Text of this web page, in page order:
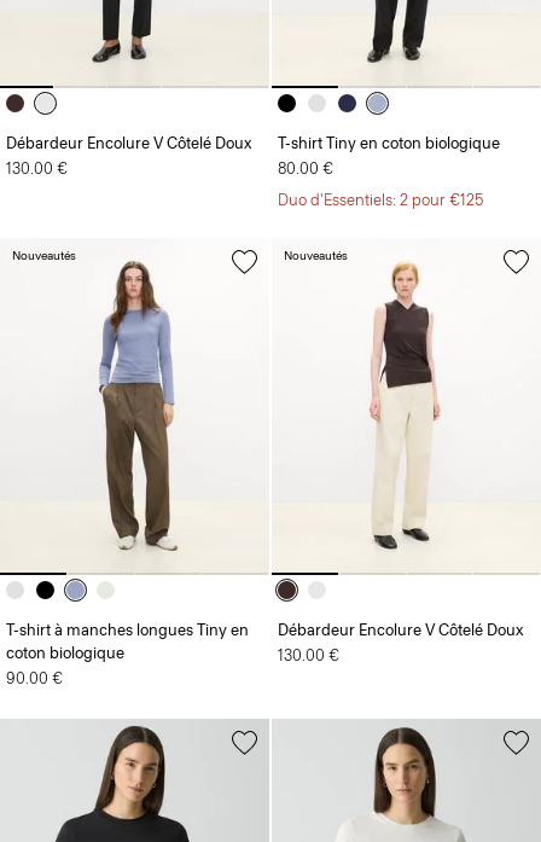
Débardeur Encolure V Côtelé Doux
130.00 €
T-shirt Tiny en coton biologique
80.00 €
Duo d'Essentiels: 2 pour €125
T-shirt à manches longues Tiny en
coton biologique
90.00 €
Nouveautés
Débardeur Encolure V Côtelé Doux
130.00 €
Nouveautés